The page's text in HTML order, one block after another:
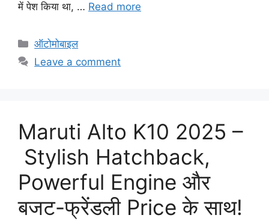
में पेश किया था, … Read more
C
a
i
e
s
ऑटोमोबाइल
Leave a comment
Maruti Alto K10 2025 –
Stylish Hatchback,
Powerful Engine और
बजट-फ्रेंडली Price के साथ!